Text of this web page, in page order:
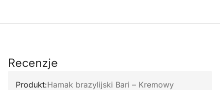
Recenzje
Produkt:Hamak brazylijski Bari – Kremowy